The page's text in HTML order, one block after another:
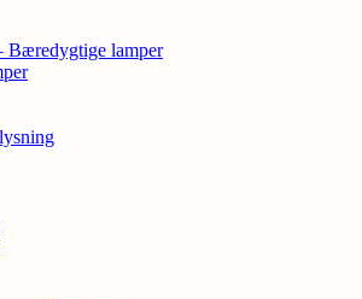
Bæredygtige lamper